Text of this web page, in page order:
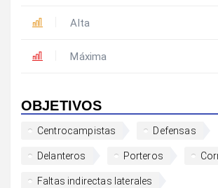
Alta
Máxima
OBJETIVOS
Centrocampistas Defensas
Delanteros Porteros
Faltas indirectas laterales